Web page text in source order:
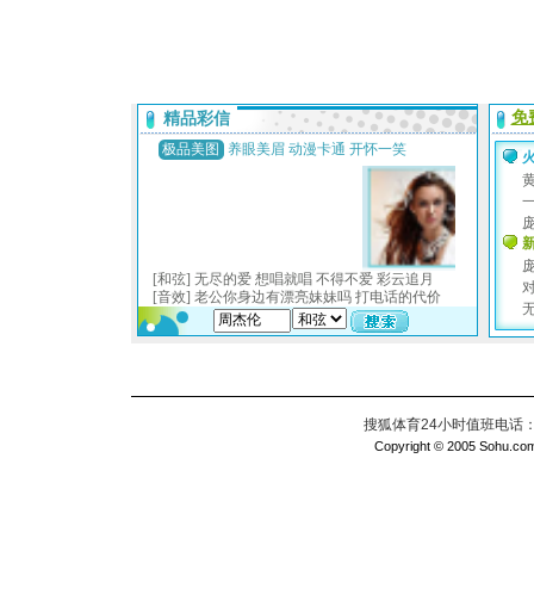
搜狐体育24小时值班电话
Copyright © 2005